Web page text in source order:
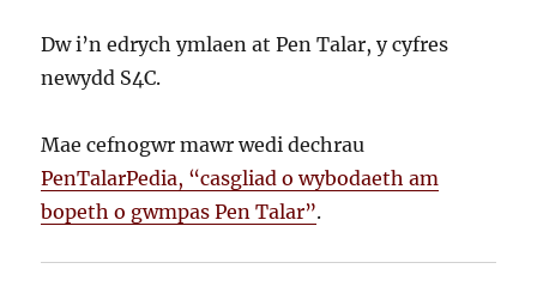
Dw i’n edrych ymlaen at Pen Talar, y cyfres
newydd S4C.
Mae cefnogwr mawr wedi dechrau
PenTalarPedia, “casgliad o wybodaeth am
bopeth o gwmpas Pen Talar”.